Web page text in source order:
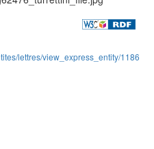
lettres/view_express_entity/1186